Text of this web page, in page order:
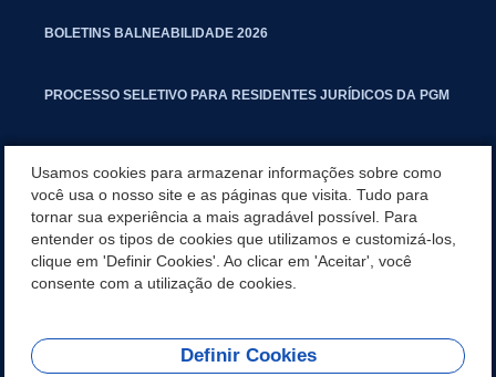
BOLETINS BALNEABILIDADE 2026
PROCESSO SELETIVO PARA RESIDENTES JURÍDICOS DA PGM
MANUAL DE PROCEDIMENTOS IMOBILIÁRIOS SEINFRA
TURMINHA DO LAGO
Usamos cookies para armazenar informações sobre como
você usa o nosso site e as páginas que visita. Tudo para
tornar sua experiência a mais agradável possível. Para
entender os tipos de cookies que utilizamos e customizá-los,
clique em 'Definir Cookies'. Ao clicar em 'Aceitar', você
consente com a utilização de cookies.
Definir Cookies